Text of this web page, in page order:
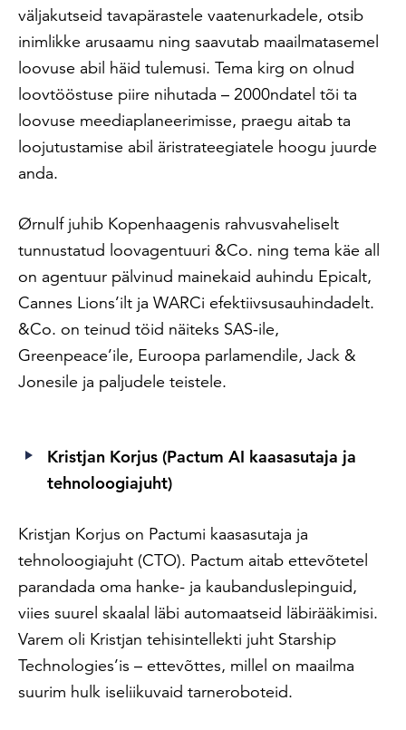
väljakutseid tavapärastele vaatenurkadele, otsib
inimlikke arusaamu ning saavutab maailmatasemel
loovuse abil häid tulemusi. Tema kirg on olnud
loovtööstuse piire nihutada – 2000ndatel tõi ta
loovuse meediaplaneerimisse, praegu aitab ta
loojutustamise abil äristrateegiatele hoogu juurde
anda.
Ørnulf juhib Kopenhaagenis rahvusvaheliselt
tunnustatud loovagentuuri &Co. ning tema käe all
on agentuur pälvinud mainekaid auhindu Epicalt,
Cannes Lions’ilt ja WARCi efektiivsusauhindadelt.
&Co. on teinud töid näiteks SAS-ile,
Greenpeace’ile, Euroopa parlamendile, Jack &
Jonesile ja paljudele teistele.
Kristjan Korjus (Pactum AI kaasasutaja ja
tehnoloogiajuht)
Kristjan Korjus on Pactumi kaasasutaja ja
tehnoloogiajuht (CTO). Pactum aitab ettevõtetel
parandada oma hanke- ja kaubanduslepinguid,
viies suurel skaalal läbi automaatseid läbirääkimisi.
Varem oli Kristjan tehisintellekti juht Starship
Technologies’is – ettevõttes, millel on maailma
suurim hulk iseliikuvaid tarneroboteid.